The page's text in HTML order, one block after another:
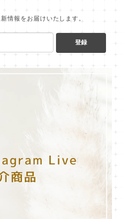
情報をお届けいたします。
登録